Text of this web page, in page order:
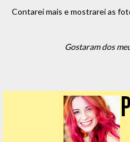
Contarei mais e mostrarei as
Gostaram dos